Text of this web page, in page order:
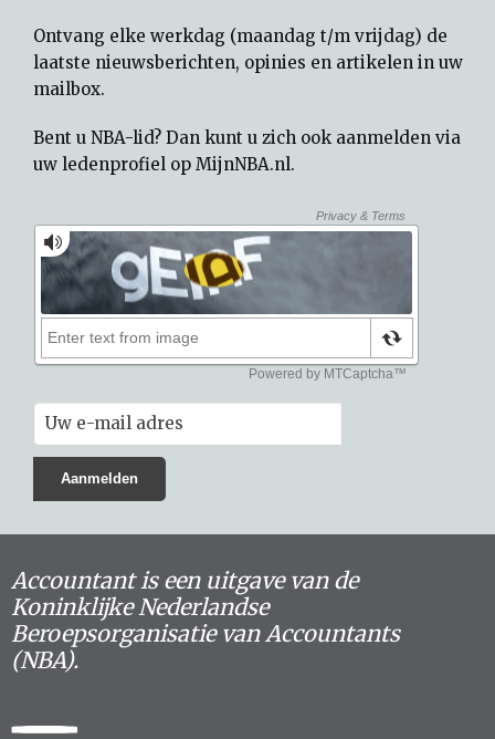
Ontvang elke werkdag (maandag t/m vrijdag) de
laatste nieuwsberichten, opinies en artikelen in uw
mailbox.
Bent u NBA-lid? Dan kunt u zich ook aanmelden via
uw ledenprofiel op MijnNBA.nl.
Accountant is een uitgave van de
Koninklijke Nederlandse
Beroepsorganisatie van Accountants
(NBA).